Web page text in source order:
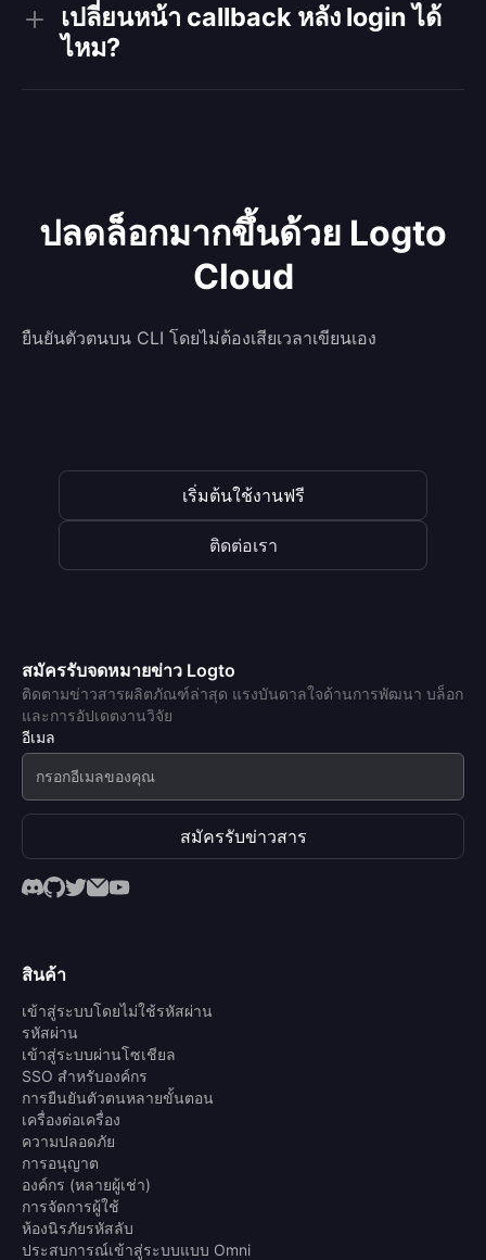
เปลี่ยนหน้า callback หลัง login ได้
ไหม?
ปลดล็อกมากขึ้นด้วย Logto
Cloud
ยืนยันตัวตนบน CLI โดยไม่ต้องเสียเวลาเขียนเอง
เริ่มต้นใช้งานฟรี
ติดต่อเรา
สมัครรับจดหมายข่าว Logto
ติดตามข่าวสารผลิตภัณฑ์ล่าสุด แรงบันดาลใจด้านการพัฒนา บล็อก
และการอัปเดตงานวิจัย
อีเมล
สมัครรับข่าวสาร
สินค้า
เข้าสู่ระบบโดยไม่ใช้รหัสผ่าน
รหัสผ่าน
เข้าสู่ระบบผ่านโซเชียล
SSO สำหรับองค์กร
การยืนยันตัวตนหลายขั้นตอน
เครื่องต่อเครื่อง
ความปลอดภัย
การอนุญาต
องค์กร (หลายผู้เช่า)
การจัดการผู้ใช้
ห้องนิรภัยรหัสลับ
ประสบการณ์เข้าสู่ระบบแบบ Omni